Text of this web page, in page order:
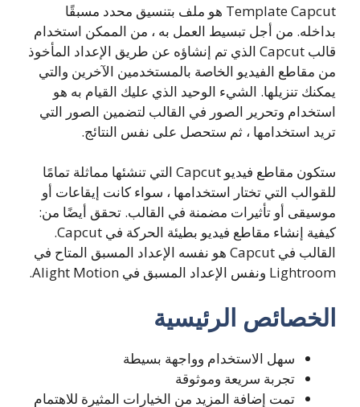
Template Capcut هو ملف بتنسيق محدد مسبقًا
بداخله. من أجل تبسيط العمل به ، من الممكن استخدام
قالب Capcut الذي تم إنشاؤه عن طريق الإعداد المأخوذ
من مقاطع الفيديو الخاصة بالمستخدمين الآخرين والتي
يمكنك تنزيلها. الشيء الوحيد الذي عليك القيام به هو
استخدام وتحرير الصور في القالب لتضمين الصور التي
تريد استخدامها ، ثم ستحصل على نفس النتائج.
ستكون مقاطع فيديو Capcut التي تنشئها مماثلة تمامًا
للقوالب التي تختار استخدامها ، سواء كانت إيقاعات أو
موسيقى أو تأثيرات مضمنة في القالب. تحقق أيضًا من:
كيفية إنشاء مقاطع فيديو بطيئة الحركة في Capcut.
القالب في Capcut هو نفسه الإعداد المسبق المتاح في
Lightroom ونفس الإعداد المسبق في Alight Motion.
الخصائص الرئيسية
سهل الاستخدام وواجهة بسيطة
تجربة سريعة وموثوقة
تمت إضافة المزيد من الخيارات المثيرة للاهتمام